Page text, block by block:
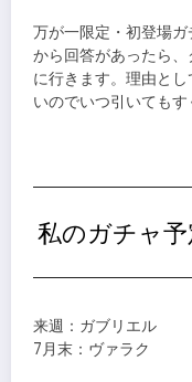
万が一限定・初登場
から回答があったら
に行きます。理由と
いのでいつ引いてもす
私のガチャ予
来週：ガブリエル
7月末：ヴァラク